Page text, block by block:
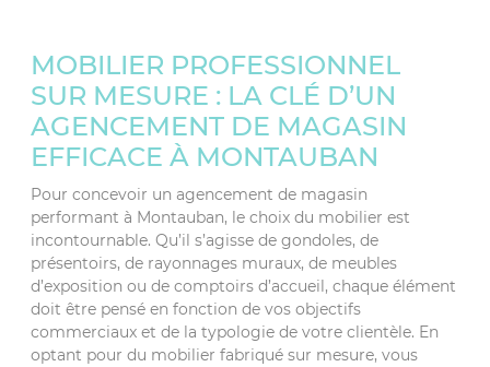
MOBILIER PROFESSIONNEL
SUR MESURE : LA CLÉ D’UN
AGENCEMENT DE MAGASIN
EFFICACE À MONTAUBAN
Pour concevoir un agencement de magasin
performant à Montauban, le choix du mobilier est
incontournable. Qu’il s’agisse de gondoles, de
présentoirs, de rayonnages muraux, de meubles
d’exposition ou de comptoirs d’accueil, chaque élément
doit être pensé en fonction de vos objectifs
commerciaux et de la typologie de votre clientèle. En
optant pour du mobilier fabriqué sur mesure, vous